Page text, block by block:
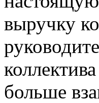
выручку
больше